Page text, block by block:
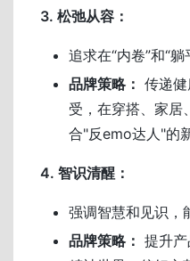
3. 松弛从容：
追求在“内卷”和“
品牌策略： 传递
受，在穿搭、家居
合"反emo达人"的
4. 智识清醒：
强调智慧和见识，
品牌策略： 提升